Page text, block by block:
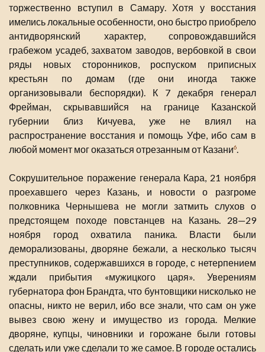
торжественно вступил в Самару. Хотя у восстания
имелись локальные особенности, оно быстро приобрело
антидворянский характер, сопровождавшийся
грабежом усадеб, захватом заводов, вербовкой в свои
ряды новых сторонников, роспуском приписных
крестьян по домам (где они иногда также
организовывали беспорядки). К 7 декабря генерал
Фрейман, скрывавшийся на границе Казанской
губернии близ Кичуева, уже не влиял на
распространение восстания и помощь Уфе, ибо сам в
любой момент мог оказаться отрезанным от Казани6.
Сокрушительное поражение генерала Кара, 21 ноября
проехавшего через Казань, и новости о разгроме
полковника Чернышева не могли затмить слухов о
предстоящем походе повстанцев на Казань. 28—29
ноября город охватила паника. Власти были
деморализованы, дворяне бежали, а несколько тысяч
преступников, содержавшихся в городе, с нетерпением
ждали прибытия «мужицкого царя». Уверениям
губернатора фон Брандта, что бунтовщики нисколько не
опасны, никто не верил, ибо все знали, что сам он уже
вывез свою жену и имущество из города. Мелкие
дворяне, купцы, чиновники и горожане были готовы
сделать или уже сделали то же самое. В городе остались